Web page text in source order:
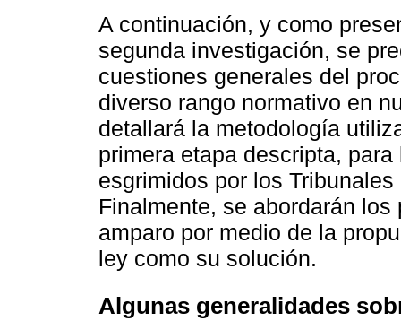
A continuación, y como
segunda investigación, se
cuestiones generales del
diverso rango normativo en
detallará la metodología
primera etapa descripta,
esgrimidos por los
Finalmente, se abordarán
amparo por medio de la
ley como su solución.
Algunas generalidades